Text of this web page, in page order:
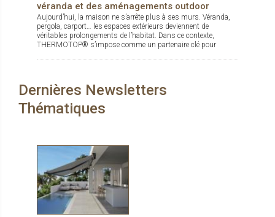
véranda et des aménagements outdoor
Aujourd’hui, la maison ne s’arrête plus à ses murs. Véranda,
pergola, carport… les espaces extérieurs deviennent de
véritables prolongements de l’habitat. Dans ce contexte,
THERMOTOP® s’impose comme un partenaire clé pour
Dernières Newsletters
Thématiques